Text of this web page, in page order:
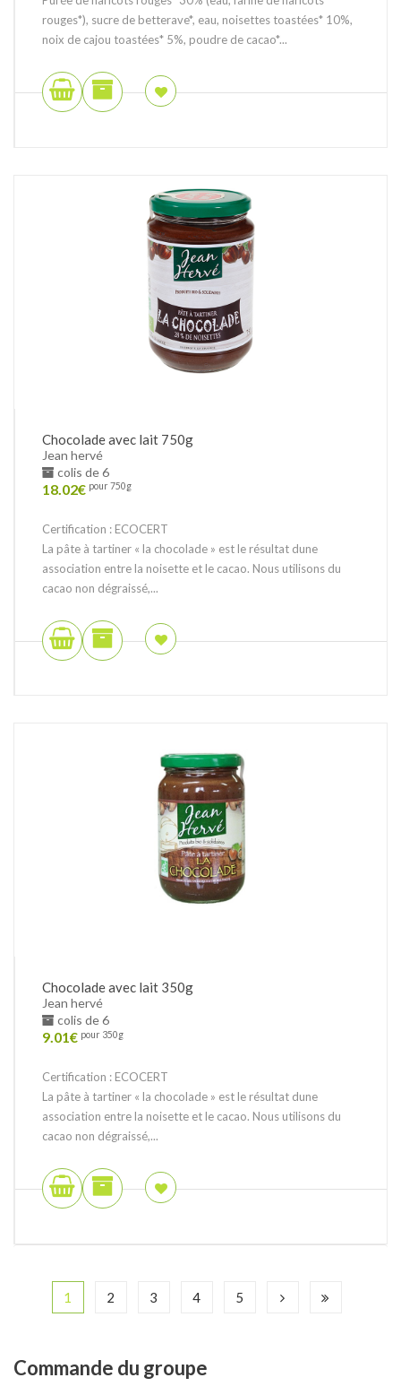
rouges*), sucre de betterave*, eau, noisettes toastées* 10%,
noix de cajou toastées* 5%, poudre de cacao*...
Chocolade avec lait 750g
Jean hervé
colis de 6
18.02€ pour 750g
Certification : ECOCERT
La pâte à tartiner « la chocolade » est le résultat dune
association entre la noisette et le cacao. Nous utilisons du
cacao non dégraissé,...
Chocolade avec lait 350g
Jean hervé
colis de 6
9.01€ pour 350g
Certification : ECOCERT
La pâte à tartiner « la chocolade » est le résultat dune
association entre la noisette et le cacao. Nous utilisons du
cacao non dégraissé,...
1 2 3 4 5
Commande du groupe